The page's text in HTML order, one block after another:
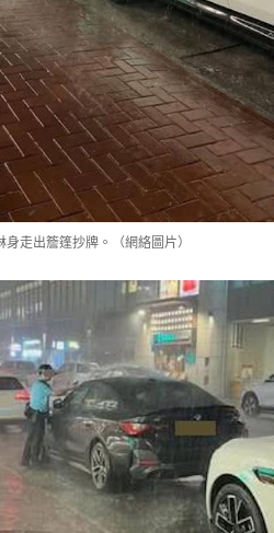
走出簷篷抄牌。（網絡圖片）